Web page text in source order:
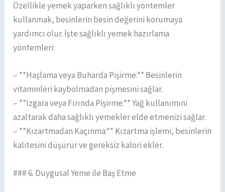
Özellikle yemek yaparken sağlıklı yöntemler
kullanmak, besinlerin besin değerini korumaya
yardımcı olur. İşte sağlıklı yemek hazırlama
yöntemleri:
– **Haşlama veya Buharda Pişirme:** Besinlerin
vitaminleri kaybolmadan pişmesini sağlar.
– **Izgara veya Fırında Pişirme:** Yağ kullanımını
azaltarak daha sağlıklı yemekler elde etmenizi sağlar.
– **Kızartmadan Kaçınma:** Kızartma işlemi, besinlerin
kalitesini düşürür ve gereksiz kalori ekler.
### 6. Duygusal Yeme ile Baş Etme